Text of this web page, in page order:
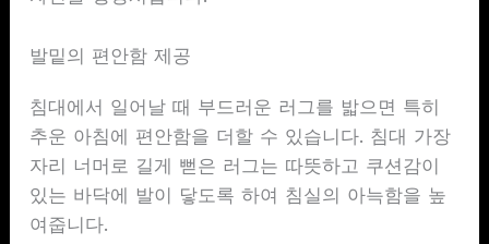
발밑의 편안함 제공
침대에서 일어날 때 부드러운 러그를 밟으면 특히
추운 아침에 편안함을 더할 수 있습니다. 침대 가장
자리 너머로 길게 뻗은 러그는 따뜻하고 쿠션감이
있는 바닥에 발이 닿도록 하여 침실의 아늑함을 높
여줍니다.